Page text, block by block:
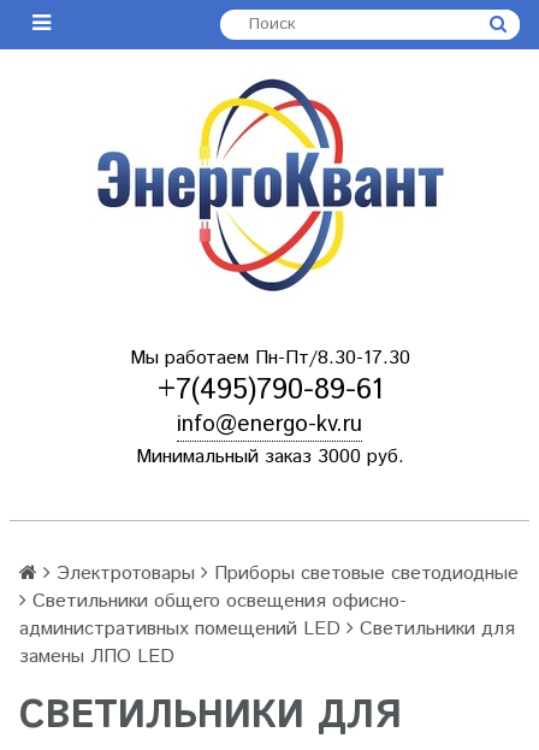
Мы работаем Пн-Пт/8.30-17.30
+7(495)790-89-61
info@energo-kv.ru
Минимальный заказ 3000 руб.
Электротовары
Приборы световые светодиодные
Светильники общего освещения офисно-
административных помещений LED
Светильники для
замены ЛПО LED
СВЕТИЛЬНИКИ ДЛЯ